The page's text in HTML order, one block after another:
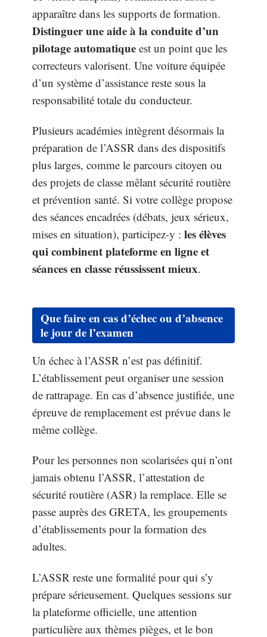
apparaître dans les supports de formation.
Distinguer une aide à la conduite d’un
pilotage automatique est un point que les
correcteurs valorisent. Une voiture équipée
d’un système d’assistance reste sous la
responsabilité totale du conducteur.
Plusieurs académies intègrent désormais la
préparation de l’ASSR dans des dispositifs
plus larges, comme le parcours citoyen ou
des projets de classe mêlant sécurité routière
et prévention santé. Si votre collège propose
des séances encadrées (débats, jeux sérieux,
mises en situation), participez-y : les élèves
qui combinent plateforme en ligne et
séances en classe réussissent mieux.
Que faire en cas d’échec ou d’absence
le jour de l’examen
Un échec à l’ASSR n’est pas définitif.
L’établissement peut organiser une session
de rattrapage. En cas d’absence justifiée, une
épreuve de remplacement est prévue dans le
même collège.
Pour les personnes non scolarisées qui n’ont
jamais obtenu l’ASSR, l’attestation de
sécurité routière (ASR) la remplace. Elle se
passe auprès des GRETA, les groupements
d’établissements pour la formation des
adultes.
L’ASSR reste une formalité pour qui s’y
prépare sérieusement. Quelques sessions sur
la plateforme officielle, une attention
particulière aux thèmes pièges, et le bon